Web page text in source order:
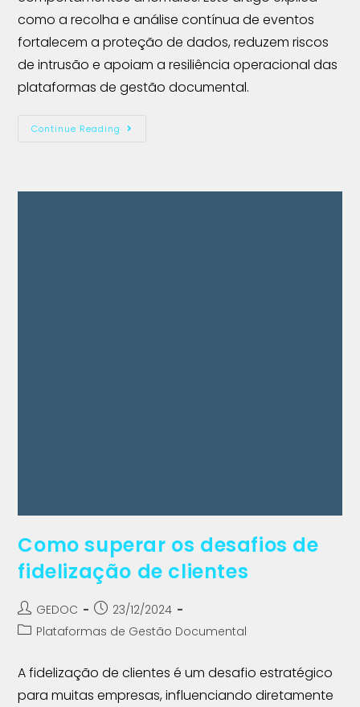
como a recolha e análise contínua de eventos
fortalecem a proteção de dados, reduzem riscos
de intrusão e apoiam a resiliência operacional das
plataformas de gestão documental.
Continue Reading
Como superar os desafios de
fidelização de clientes
GEDOC
23/12/2024
Plataformas de Gestão Documental
A fidelização de clientes é um desafio estratégico
para muitas empresas, influenciando diretamente